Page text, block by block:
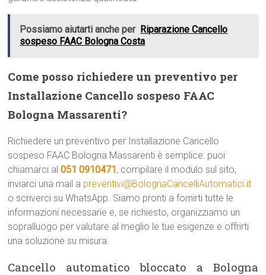
Possiamo aiutarti anche per Riparazione Cancello
sospeso FAAC Bologna Costa
Come posso richiedere un preventivo per
Installazione Cancello sospeso FAAC
Bologna Massarenti?
Richiedere un preventivo per Installazione Cancello
sospeso FAAC Bologna Massarenti è semplice: puoi
chiamarci al051 0910471, compilare il modulo sul sito,
inviarci una mail a preventivi@BolognaCancelliAutomatici.it
o scriverci su WhatsApp. Siamo pronti a fornirti tutte le
informazioni necessarie e, se richiesto, organizziamo un
sopralluogo per valutare al meglio le tue esigenze e offrirti
una soluzione su misura.
Cancello automatico bloccato a Bologna